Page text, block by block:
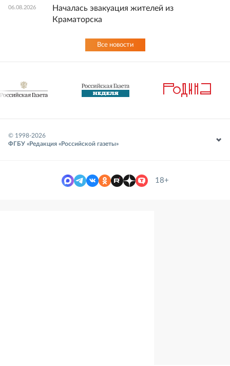
06.08.2026
Началась эвакуация жителей из
Краматорска
Все новости
© 1998-2026
ФГБУ «Редакция «Российской газеты»
18+